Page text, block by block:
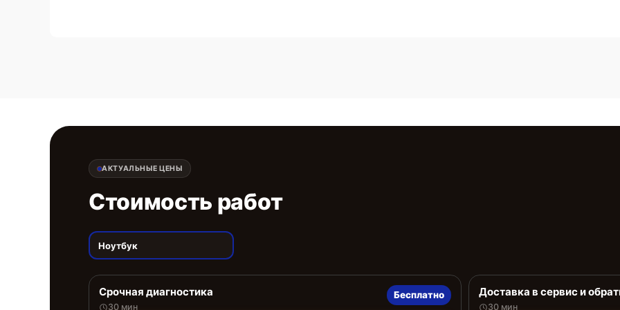
АКТУАЛЬНЫЕ ЦЕНЫ
Стоимость работ
Ноутбук
Срочная диагностика
30 мин
Бесплатно Доставка в сервис и
30 мин